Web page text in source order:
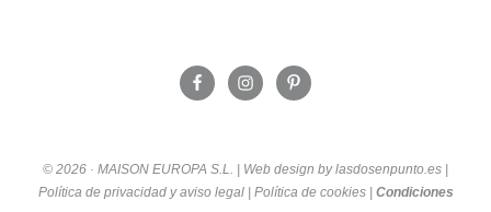
© 2026 · MAISON EUROPA S.L. | Web design by lasdosenpunto.es |
Política de privacidad y aviso legal| Política de cookies| Condiciones